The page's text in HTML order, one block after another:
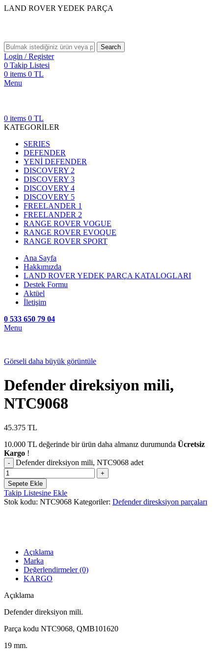
LAND ROVER YEDEK PARÇA
Search
Login / Register
0 Takip Listesi
0 items 0 TL
Menu
0 items 0 TL
KATEGORİLER
SERIES
DEFENDER
YENİ DEFENDER
DISCOVERY 2
DISCOVERY 3
DISCOVERY 4
DISCOVERY 5
FREELANDER 1
FREELANDER 2
RANGE ROVER VOGUE
RANGE ROVER EVOQUE
RANGE ROVER SPORT
Ana Sayfa
Hakkımızda
LAND ROVER YEDEK PARÇA KATALOGLARI
Destek Formu
Aktüel
İletişim
0 533 650 79 04
Menu
Görseli daha büyük görüntüle
Defender direksiyon mili,
NTC9068
45.375 TL
10.000 TL değerinde bir ürün daha almanız durumunda Ücretsiz
Kargo !
Defender direksiyon mili, NTC9068 adet
Sepete Ekle
Takip Listesine Ekle
Stok kodu: NTC9068 Kategoriler: Defender diresksiyon parçaları
Açıklama
Marka
Değerlendirmeler (0)
KARGO
Açıklama
Defender direksiyon mili.
Parça kodu NTC9068, QMB101620
19 mm.